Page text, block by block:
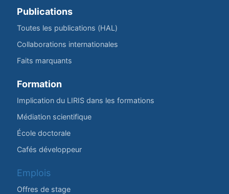
Publications
Toutes les publications (HAL)
Collaborations internationales
Faits marquants
Formation
Implication du LIRIS dans les formations
Médiation scientifique
École doctorale
Cafés développeur
Emplois
Offres de stage